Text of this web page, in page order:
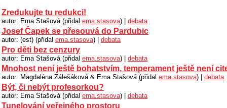
Zredukujte tu redukci!
autor: Ema Stašová (přidal ema.stasova) | debata
Josef Čapek se přesouvá do Pardubic
autor: (est) (přidal ema.stasova) | debata
Pro děti bez cenzury
autor: Ema Stašová (přidal ema.stasova) | debata
Mnohost není ještě bohatstvím, temperament ještě není
autor: Magdaléna Zálešáková & Ema Stašová (přidal ema.stasova) | debata
Být, či nebýt profesorkou?
autor: Ema Stašová (přidal ema.stasova) | debata
Tunelování veřejného prostoru